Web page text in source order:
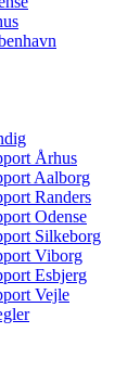
Århus
Aalborg
Randers
Odense
Silkeborg
Viborg
Esbjerg
Vejle